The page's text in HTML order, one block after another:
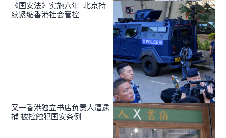
《国安法》实施六年 北京持
续紧缩香港社会管控
又一香港独立书店负责人遭逮
捕 被控触犯国安条例